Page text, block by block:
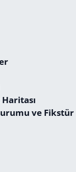
ve Fikstür